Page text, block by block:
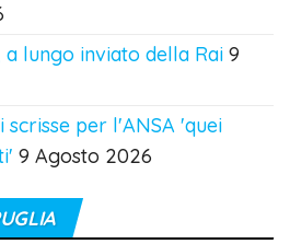
lungo inviato della Rai 9
per l'ANSA 'quei
9 Agosto 2026